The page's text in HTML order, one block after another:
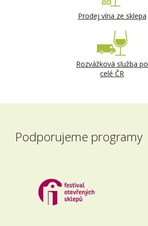
Prodej vína ze sklepa
Rozvážková služba po
celé ČR
Podporujeme programy